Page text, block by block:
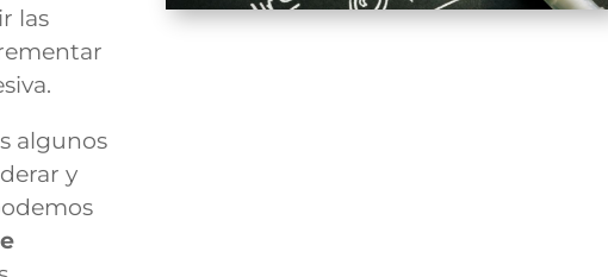
las
algunos
y